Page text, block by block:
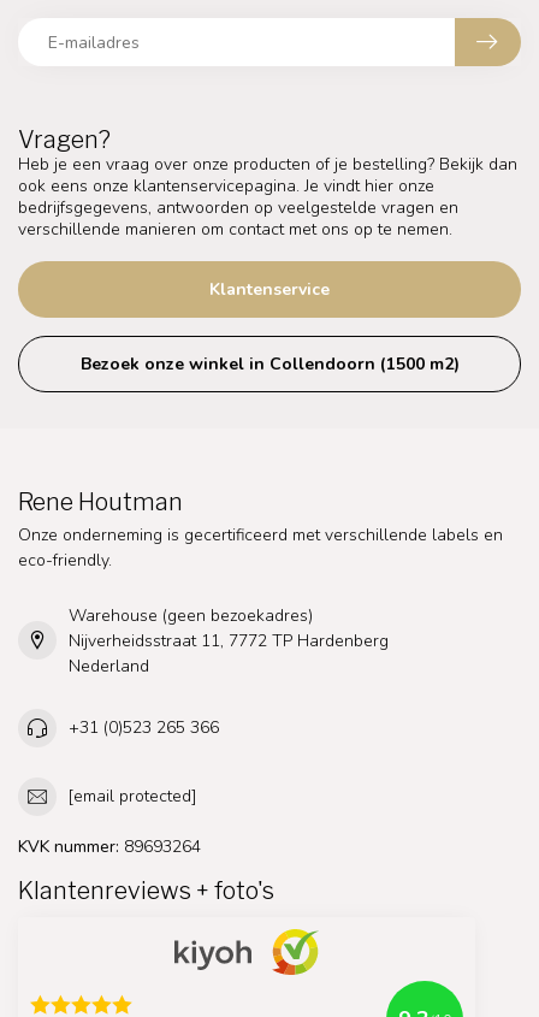
Vragen?
Heb je een vraag over onze producten of je bestelling? Bekijk dan
ook eens onze klantenservicepagina. Je vindt hier onze
bedrijfsgegevens, antwoorden op veelgestelde vragen en
verschillende manieren om contact met ons op te nemen.
Klantenservice
Bezoek onze winkel in Collendoorn (1500 m2)
Rene Houtman
Onze onderneming is gecertificeerd met verschillende labels en
eco-friendly.
Warehouse (geen bezoekadres)
Nijverheidsstraat 11, 7772 TP Hardenberg
Nederland
+31 (0)523 265 366
[email protected]
KVK nummer: 89693264
Klantenreviews + foto's